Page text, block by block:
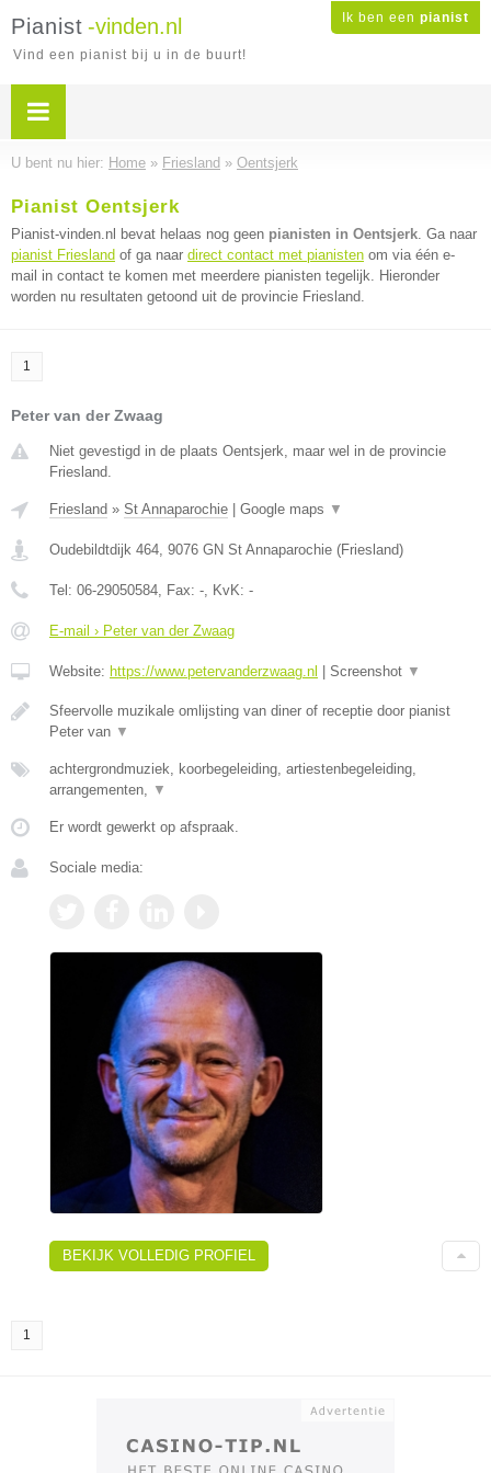
Ik ben een pianist
Pianist -vinden.nl
Vind een pianist bij u in de buurt!
U bent nu hier: Home » Friesland » Oentsjerk
Pianist Oentsjerk
Pianist-vinden.nl bevat helaas nog geen pianisten in Oentsjerk. Ga naar
pianist Friesland of ga naar direct contact met pianisten om via één e-
mail in contact te komen met meerdere pianisten tegelijk. Hieronder
worden nu resultaten getoond uit de provincie Friesland.
1
Peter van der Zwaag
Niet gevestigd in de plaats Oentsjerk, maar wel in de provincie
Friesland.
Friesland » St Annaparochie Google maps ▼
Oudebildtdijk 464, 9076 GN St Annaparochie (Friesland)
Tel: 06-29050584, Fax: -, KvK: -
E-mail › Peter van der Zwaag
Website: https://www.petervanderzwaag.nl Screenshot ▼
Sfeervolle muzikale omlijsting van diner of receptie door pianist
Peter van ▼
achtergrondmuziek, koorbegeleiding, artiestenbegeleiding,
arrangementen, ▼
Er wordt gewerkt op afspraak.
Sociale media:
BEKIJK VOLLEDIG PROFIEL
1